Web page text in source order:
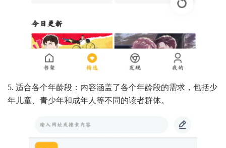
5. 适合各个年龄段：内容涵盖了各个年龄段的需求，包括少
年儿童、青少年和成年人等不同的读者群体。